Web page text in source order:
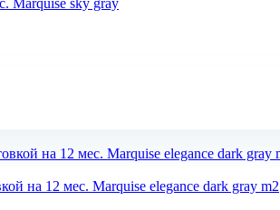
Marquise sky gray
на 12 мес. Marquise elegance dark gray m2